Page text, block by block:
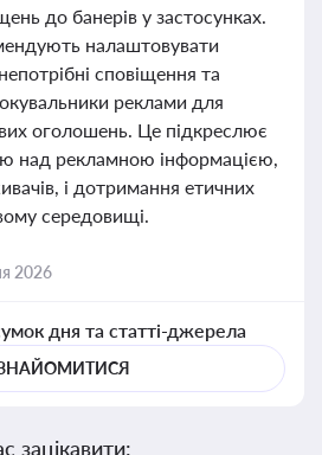
до банерів у застосунках.
налаштовувати
сповіщення та
реклами для
оголошень. Це підкреслює
над рекламною інформацією,
і дотримання етичних
середовищі.
2026
дня та статті-джерела
зацікавити: